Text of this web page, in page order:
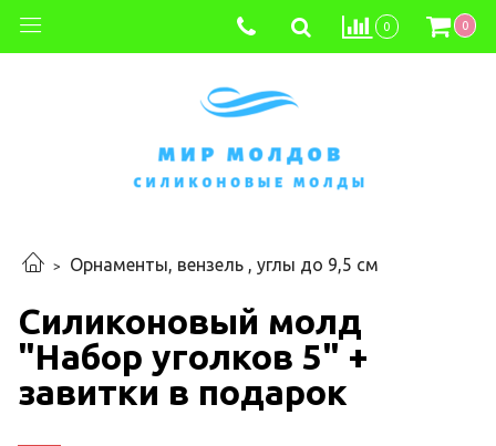
0 0
Орнаменты, вензель , углы до 9,5 см
Силиконовый молд
"Набор уголков 5" +
завитки в подарок